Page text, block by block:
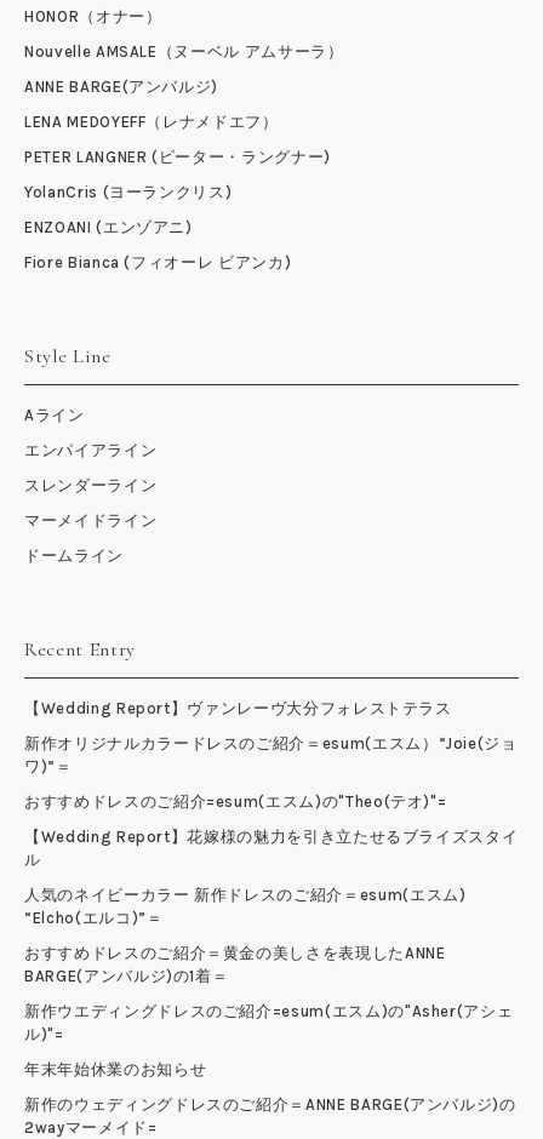
HONOR（オナー）
Nouvelle AMSALE（ヌーベル アムサーラ）
ANNE BARGE(アンバルジ)
LENA MEDOYEFF（レナメドエフ）
PETER LANGNER (ピーター・ラングナー)
YolanCris (ヨーランクリス)
ENZOANI (エンゾアニ)
Fiore Bianca (フィオーレ ビアンカ)
Style Line
Aライン
エンパイアライン
スレンダーライン
マーメイドライン
ドームライン
Recent Entry
【Wedding Report】ヴァンレーヴ大分フォレストテラス
新作オリジナルカラードレスのご紹介＝esum(エスム）“Joie(ジョ
ワ)”＝
おすすめドレスのご紹介=esum(エスム)の"Theo(テオ)"=
【Wedding Report】花嫁様の魅力を引き立たせるブライズスタイ
ル
人気のネイビーカラー 新作ドレスのご紹介＝esum(エスム)
“Elcho(エルコ)”＝
おすすめドレスのご紹介＝黄金の美しさを表現したANNE
BARGE(アンバルジ)の1着＝
新作ウエディングドレスのご紹介=esum(エスム)の"Asher(アシェ
ル)"=
年末年始休業のお知らせ
新作のウェディングドレスのご紹介＝ANNE BARGE(アンバルジ)の
2wayマーメイド=